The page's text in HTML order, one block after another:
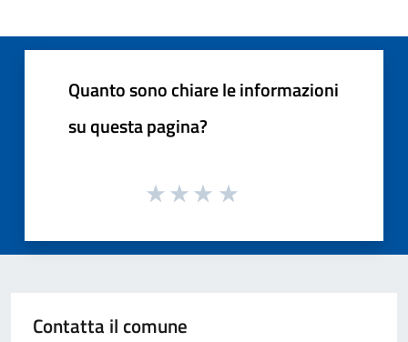
Quanto sono chiare le informazioni
su questa pagina?
Contatta il comune